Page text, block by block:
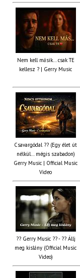
Nem kell másik… csak TE
kellesz ? | Gerry Music
Csavargódal ?? (Egy élet út
nélkül… mégis szabadon)
Gerry Music | Official Music
Video
?? Gerry Music ?? - ?? Állj
meg kislány (Official Music
Video)